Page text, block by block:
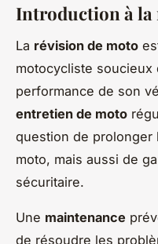
Introduction à la
La révision de moto
motocycliste soucieux
performance de son
entretien de moto
question de prolonger
moto, mais aussi de
sécuritaire.
Une maintenance
de résoudre les